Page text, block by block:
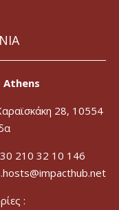
Athens
28, 10554
210 32 10 146
: